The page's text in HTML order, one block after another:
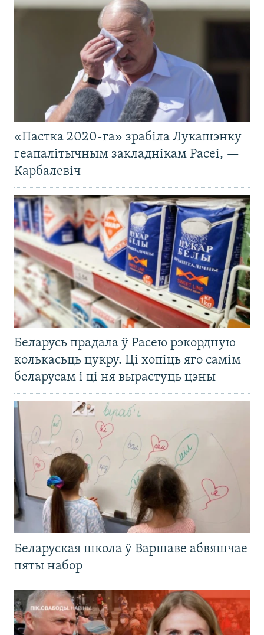
«Пастка 2020-га» зрабіла Лукашэнку
геапалітычным закладнікам Расеі, —
Карбалевіч
Беларусь прадала ў Расею рэкордную
колькасьць цукру. Ці хопіць яго самім
беларусам і ці ня вырастуць цэны
Беларуская школа ў Варшаве абвяшчае
пяты набор